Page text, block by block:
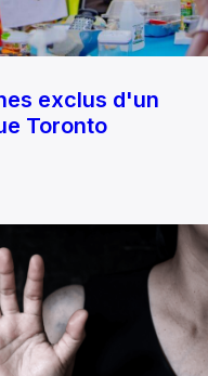
exclus d'un
Toronto